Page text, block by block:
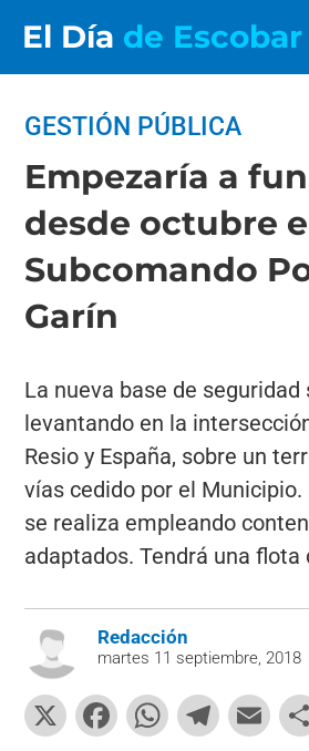
El Día de Escobar
GESTIÓN PÚBLICA
Empezaría a
desde octubre
Subcomando
Garín
La nueva base de seguridad
levantando en la
Resio y España, sobre un
vías cedido por el
se realiza empleando
adaptados. Tendrá una flota
Redacción
martes 11 septiembre, 2018
X
F
W T
E